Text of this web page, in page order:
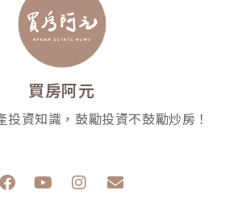
買房阿元
投資知識，鼓勵投資不鼓勵炒房！
F
a
Y I E